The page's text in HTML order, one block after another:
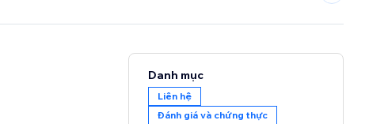
Danh mục
Liên hệ
Đánh giá và chứng thực